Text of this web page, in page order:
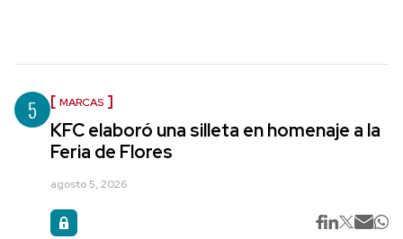
5 MARCAS
KFC elaboró una silleta en homenaje a la
Feria de Flores
agosto 5, 2026